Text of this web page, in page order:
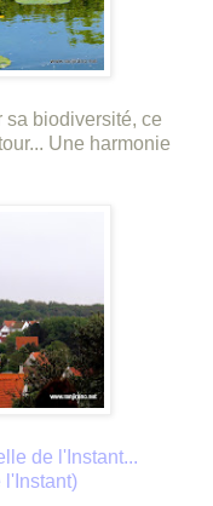
sa biodiversité, ce
Une harmonie
de l'Instant...
l'Instant)